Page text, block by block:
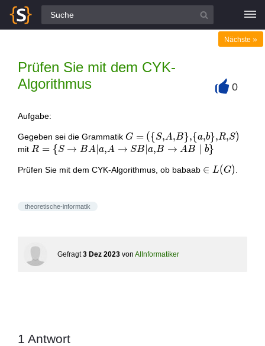
Alle Fragen
Prüfen Sie mit dem CYK-
Algorithmus
Nächste »
0
Aufgabe:
Gegeben sei die Grammatik G=(\
{S,
B\},\
G = ({ S,A,B},{a,b},R,S)
mit R=\{S
B A|a, A
\rightarrow
R = { S → BA∣ a,A → SB ∣a,B → AB b}
Prüfen Sie mit dem CYK-Algorithmus, ob babaab \in
∈ L(G)
theoretische-informatik
Gefragt 3 Dez 2023 von AIInformatiker
1 Antwort